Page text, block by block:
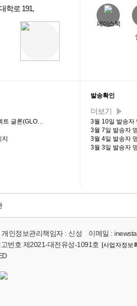
학로 191,
페이스북
트 글론(GLO…
발송확인
더보기
3월 10일 발송
3월 7일 발송자
3월 4일 발송자
3월 3일 발송자
개인정보관리책임자 : 신성 이메일 :
번호 제2021-대전유성-1091호 [사업자정보